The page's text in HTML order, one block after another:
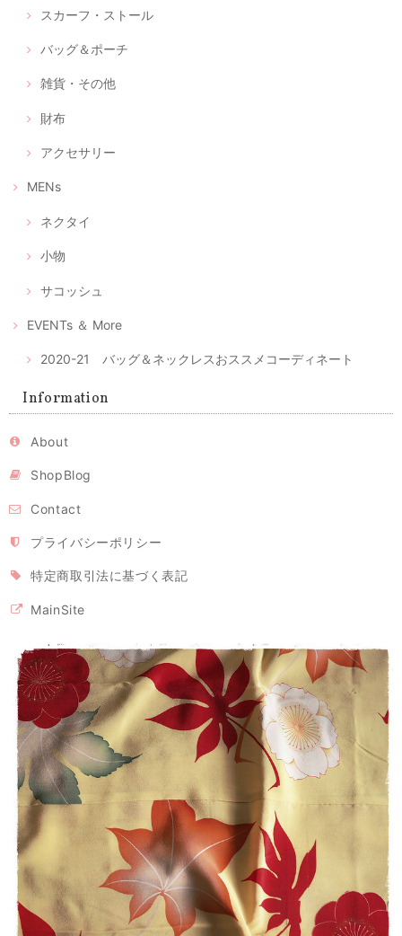
2020/04/28
注文後、すぐに届きました。時節柄、少しでも早く入手したい物だった
と手触りでうっとりしました。 マスクもしっかりしており手づくりの風
で使いたいな、と思っています。
レビュー有難うございます。気に入っていただけてとても
2020/04/26
2020/04/26
2020/04/26
留守家庭で働く友人に贈りました。現在マスクは高騰の中、手作りでお
揃いのケースまでつけての販売は、この価格で購入出来る事を感謝して
おります。 とても可愛い色でマスクを付けて子ども達の前で元気になっ
て欲しいです。 製作者の方へ 可愛い作品をありがとうございました。
ご自身もご自愛下さいませ。
この度はご購入ありがとうございました！ レビューも大変
スカーフ・ストール
バッグ＆ポーチ
雑貨・その他
財布
アクセサリー
MENs
ネクタイ
小物
サコッシュ
EVENTs ＆ More
2020-21 バッグ＆ネックレスおススメコーディネート
Information
About
ShopBlog
Contact
プライバシーポリシー
特定商取引法に基づく表記
MainSite